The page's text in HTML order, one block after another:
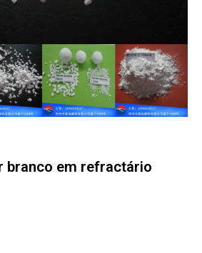
branco em refractário